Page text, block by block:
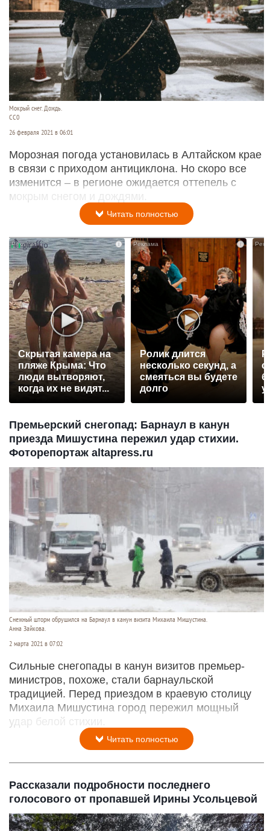
Мокрый снег. Дождь.
CC0
26 февраля 2021 в 06:01
Морозная погода установилась в Алтайском крае
в связи с приходом антициклона. Но скоро все
изменится – в регионе ожидается оттепель с
мокрым снегом и дождями.
Читать полностью
i
Скрытая камера на
пляже Крыма: Что
люди вытворяют,
когда их не видят...
Ролик длится
несколько секунд, а
смеяться вы будете
долго
Премьерский снегопад: Барнаул в канун
приезда Мишустина пережил удар стихии.
Фоторепортаж altapress.ru
Снежный шторм обрушился на Барнаул в канун визита Михаила Мишустина.
Анна Зайкова.
2 марта 2021 в 07:02
Сильные снегопады в канун визитов премьер-
министров, похоже, стали барнаульской
традицией. Перед приездом в краевую столицу
Михаила Мишустина город пережил мощный
удар белой стихии.
Читать полностью
Рассказали подробности последнего
голосового от пропавшей Ирины Усольцевой